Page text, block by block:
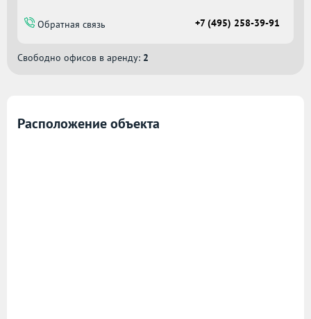
Обратная связь +7 (495) 258-39-91
Свободно офисов в аренду: 2
Расположение объекта